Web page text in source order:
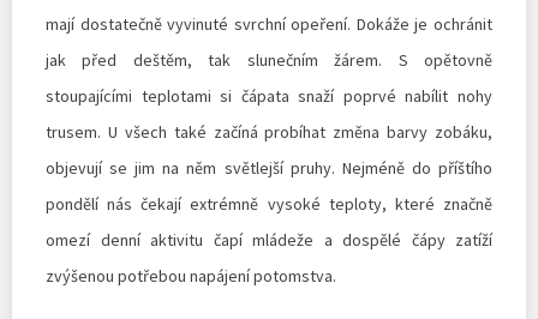
mají dostatečně vyvinuté svrchní opeření. Dokáže je ochránit
jak před deštěm, tak slunečním žárem. S opětovně
stoupajícími teplotami si čápata snaží poprvé nabílit nohy
trusem. U všech také začíná probíhat změna barvy zobáku,
objevují se jim na něm světlejší pruhy. Nejméně do příštího
pondělí nás čekají extrémně vysoké teploty, které značně
omezí denní aktivitu čapí mládeže a dospělé čápy zatíží
zvýšenou potřebou napájení potomstva.